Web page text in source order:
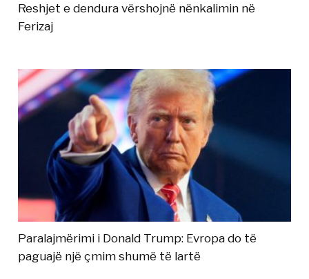
Reshjet e dendura vërshojnë nënkalimin në
Ferizaj
Paralajmërimi i Donald Trump: Evropa do të
paguajë një çmim shumë të lartë